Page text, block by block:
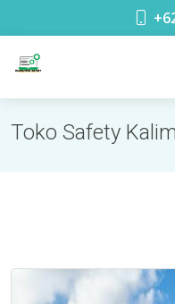
toko safety terdekat di
Toko Safety